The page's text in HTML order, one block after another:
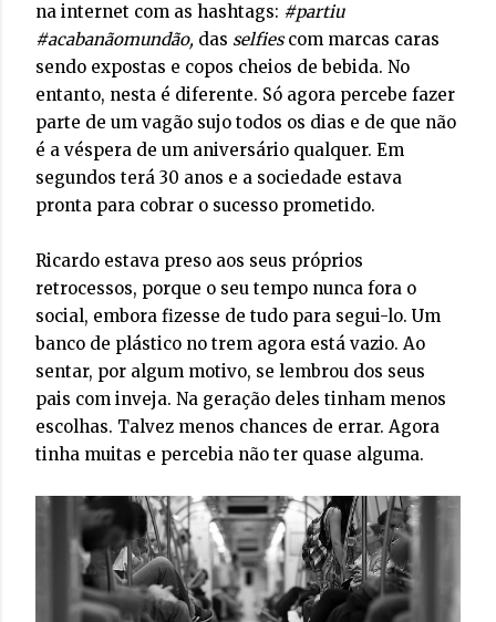
na internet com as hashtags: #partiu
#acabanãomundão, das selfiescom marcas caras
sendo expostas e copos cheios de bebida. No
entanto, nesta é diferente. Só agora percebe fazer
parte de um vagão sujo todos os dias e de que não
é a véspera de um aniversário qualquer. Em
segundos terá 30 anos e a sociedade estava
pronta para cobrar o sucesso prometido.
Ricardo estava preso aos seus próprios
retrocessos, porque o seu tempo nunca fora o
social, embora fizesse de tudo para segui-lo. Um
banco de plástico no trem agora está vazio. Ao
sentar, por algum motivo, se lembrou dos seus
pais com inveja. Na geração deles tinham menos
escolhas. Talvez menos chances de errar. Agora
tinha muitas e percebia não ter quase alguma.